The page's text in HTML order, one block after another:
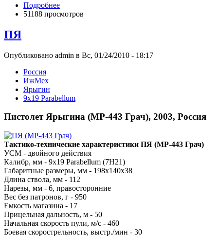
Подробнее
51188 просмотров
ПЯ
Опубликовано admin в Вс, 01/24/2010 - 18:17
Росcия
ИжМех
Ярыгин
9x19 Parabellum
Пистолет Ярыгина (МР-443 Грач), 2003, Россия
Тактико-технические характеристики ПЯ (МР-443 Грач)
УСМ - двойного действия
Калибр, мм - 9x19 Parabellum (7Н21)
Габаритные размеры, мм - 198х140х38
Длина ствола, мм - 112
Нарезы, мм - 6, правосторонние
Вес без патронов, г - 950
Емкость магазина - 17
Прицельная дальность, м - 50
Начальная скорость пули, м/с - 460
Боевая скорострельность, выстр./мин - 30